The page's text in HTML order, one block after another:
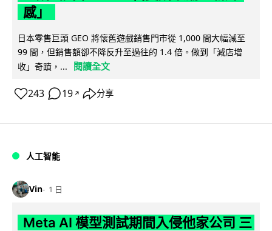
感」
日本零售巨頭 GEO 將懷舊遊戲銷售門市從 1,000 間大幅減至
99 間，但銷售額卻不降反升至過往的 1.4 倍。做到「減店增
收」奇蹟，...
閱讀全文
243 19 ↗ 分享
人工智能
Vin 1 日
Meta AI 模型測試期間入侵他家公司 三